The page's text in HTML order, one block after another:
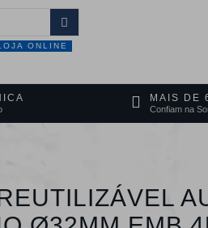
ONLINE
MAIS DE
Confiam na